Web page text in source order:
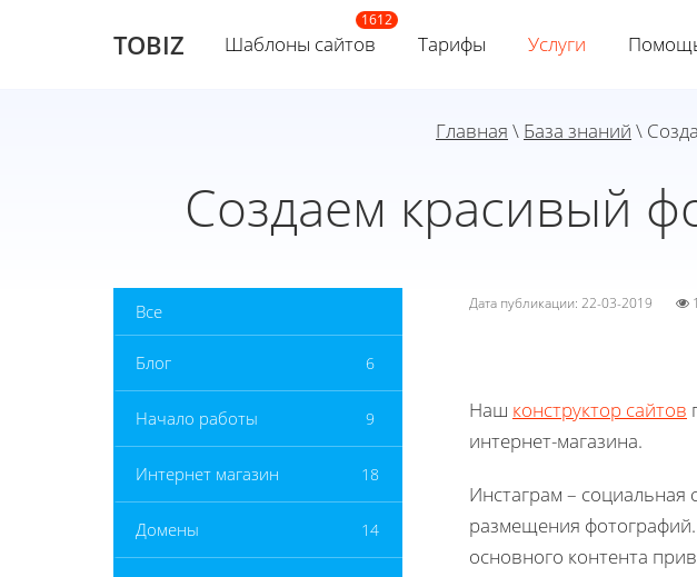
TOBIZ Шаблоны сайтов Тарифы Услуги
Главная \ База знаний \
Создаем красивый
Все
Блог 6
Начало работы 9
Интернет магазин 18
Домены 14
Дата публикации: 22-03-2019
Наш конструктор сайтов
интернет-магазина.
Инстаграм – социальная
размещения
основного контента